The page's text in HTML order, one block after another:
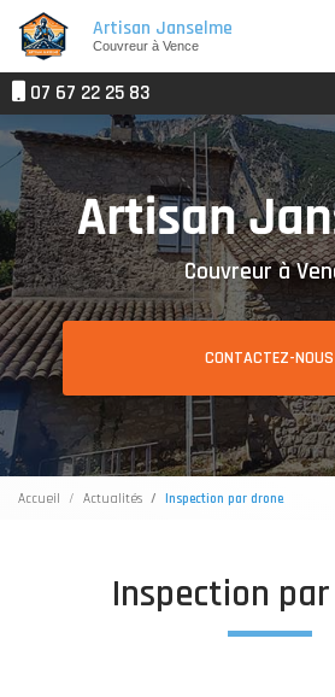
contenu
principal07 67 22 25 83
Artisan Janselme
Couvreur à Vence
Couvreur à
CONTACTEZ-NOUS
Accueil Actualités Inspection par drone
Inspection